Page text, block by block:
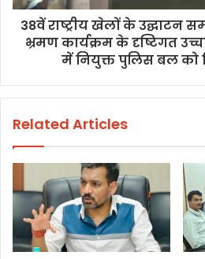
38वें राष्ट्रीय खेलों के उद्घाटन
भ्रमण कार्यक्रम के दृष्टिगत
में नियुक्त पुलिस बल को
Related Articles